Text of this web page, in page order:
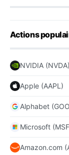
Actions
NVIDIA (NVDA)
Apple (AAPL)
Alphabet
Microsoft
Amazon.com